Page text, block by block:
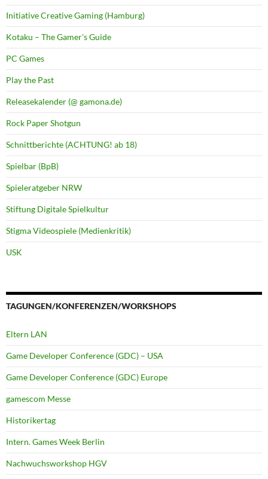
Initiative Creative Gaming (Hamburg)
Kotaku – The Gamer's Guide
PC Games
Play the Past
Releasekalender (@ gamona.de)
Rock Paper Shotgun
Schnittberichte (ACHTUNG! ab 18)
Spielbar (BpB)
Spieleratgeber NRW
Stiftung Digitale Spielkultur
Stigma Videospiele (Medienkritik)
USK
TAGUNGEN/KONFERENZEN/WORKSHOPS
Eltern LAN
Game Developer Conference (GDC) – USA
Game Developer Conference (GDC) Europe
gamescom Messe
Historikertag
Intern. Games Week Berlin
Nachwuchsworkshop HGV